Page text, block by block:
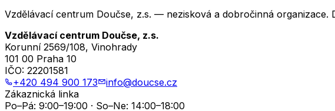
Vzdělávací centrum Doučse, z.s. — nezisková a dobročinná
Vzdělávací centrum Doučse, z.s.
Korunní 2569/108, Vinohrady
101 00 Praha 10
IČO: 22201581
+420 494 900 173
info@doucse.cz
Zákaznická linka
Po–Pá: 9:00–19:00 · So–Ne: 14:00–18:00